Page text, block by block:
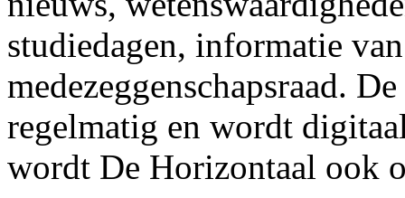
studiedagen, informatie
medezeggenschapsraad.
regelmatig en wordt
wordt De Horizontaal ook